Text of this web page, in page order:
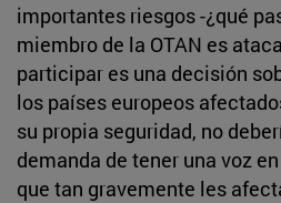
importantes riesgos -¿qué
miembro de la OTAN es
participar es una decisión
los países europeos
su propia seguridad, no
demanda de tener una voz
que tan gravemente les